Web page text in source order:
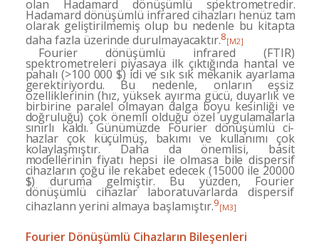
olan Hadamarddönüşümlü spektrometredir.
Hadamard dönüşümlü inf­rared cihazları henüz tam
olarak geliştirilmemiş olup bu nedenle bu kitapta
daha fazla üzerinde durulmayacak­tır.8[M2]
Fourier dönüşümlü infrared (FTIR)
spektrometreleri piyasaya ilk çıktığında hantal ve
pahalı (>100 000 $) idi ve sık sık mekanik ayarlama
gerektiriyordu. Bu ne­denle, onların eşsiz
özelliklerinin (hız, yüksek ayırma gücü, duyarlık ve
birbirine paralel olmayan dalga boyu kesinliği ve
doğruluğu) çok önemli olduğu özel uygula­malarla
sınırlı kaldı. Günümüzde Fourier dönüşümlü ci­
hazlar çok küçülmüş, bakımı ve kullanımı çok
kolaylaş­mıştır. Daha da önemlisi, basit
modellerinin fiyatı hep­si ile olmasa bile dispersif
cihazların çoğu ile rekabet edecek (15000 ile 20000
$) duruma gelmiştir. Bu yüz­den, Fourier
dönüşümlü cihazlar laboratuvarlarda dis­persif
cihazlann yerini almaya başlamıştır.9[M3]
Fourier Dönüşümlü Cihazların Bileşenleri